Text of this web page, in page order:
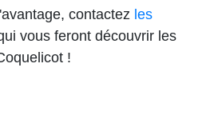
contactez les
vous feront découvrir les
!